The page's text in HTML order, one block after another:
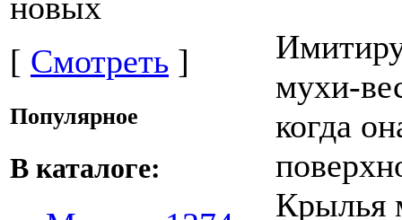
[ Смотреть ]
Популярное
В каталоге:
мухи-
когда
Крылья